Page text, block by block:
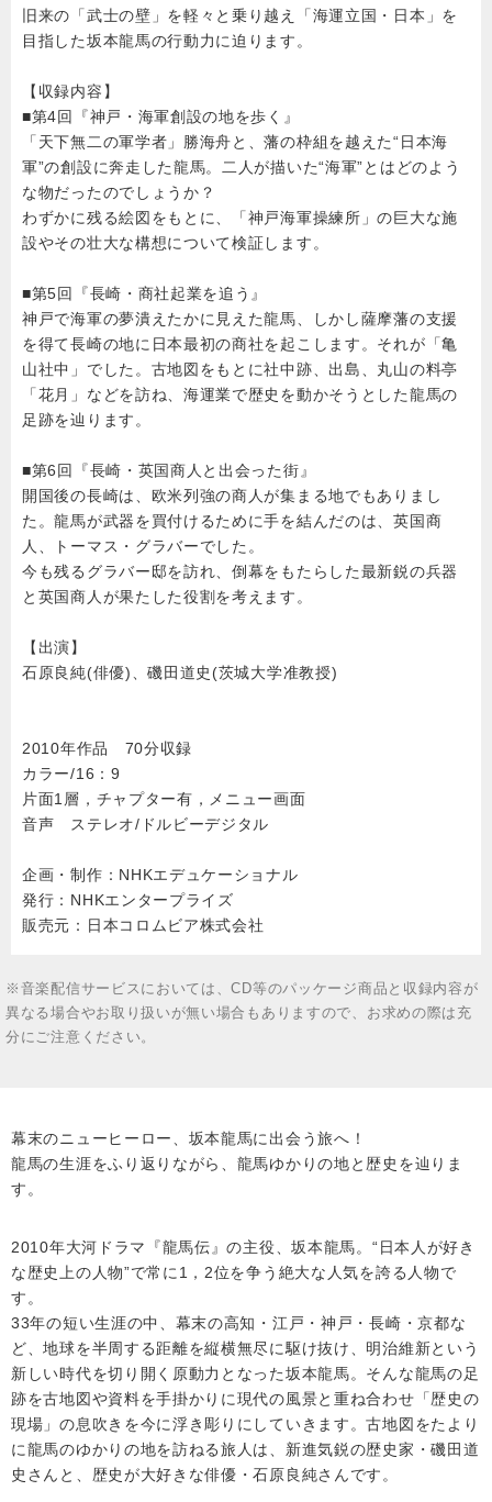
旧来の「武士の壁」を軽々と乗り越え「海運立国・日本」を
目指した坂本龍馬の行動力に迫ります。
【収録内容】
■第4回『神戸・海軍創設の地を歩く』
「天下無二の軍学者」勝海舟と、藩の枠組を越えた“日本海
軍”の創設に奔走した龍馬。二人が描いた“海軍”とはどのよう
な物だったのでしょうか？
わずかに残る絵図をもとに、「神戸海軍操練所」の巨大な施
設やその壮大な構想について検証します。
■第5回『長崎・商社起業を追う』
神戸で海軍の夢潰えたかに見えた龍馬、しかし薩摩藩の支援
を得て長崎の地に日本最初の商社を起こします。それが「亀
山社中」でした。古地図をもとに社中跡、出島、丸山の料亭
「花月」などを訪ね、海運業で歴史を動かそうとした龍馬の
足跡を辿ります。
■第6回『長崎・英国商人と出会った街』
開国後の長崎は、欧米列強の商人が集まる地でもありまし
た。龍馬が武器を買付けるために手を結んだのは、英国商
人、トーマス・グラバーでした。
今も残るグラバー邸を訪れ、倒幕をもたらした最新鋭の兵器
と英国商人が果たした役割を考えます。
【出演】
石原良純(俳優)、磯田道史(茨城大学准教授)
2010年作品 70分収録
カラー/16：9
片面1層，チャプター有，メニュー画面
音声 ステレオ/ドルビーデジタル
企画・制作：NHKエデュケーショナル
発行：NHKエンタープライズ
販売元：日本コロムビア株式会社
※音楽配信サービスにおいては、CD等のパッケージ商品と収録内容が
異なる場合やお取り扱いが無い場合もありますので、お求めの際は充
分にご注意ください。
幕末のニューヒーロー、坂本龍馬に出会う旅へ！
龍馬の生涯をふり返りながら、龍馬ゆかりの地と歴史を辿りま
す。
2010年大河ドラマ『龍馬伝』の主役、坂本龍馬。“日本人が好き
な歴史上の人物”で常に1，2位を争う絶大な人気を誇る人物で
す。
33年の短い生涯の中、幕末の高知・江戸・神戸・長崎・京都な
ど、地球を半周する距離を縦横無尽に駆け抜け、明治維新という
新しい時代を切り開く原動力となった坂本龍馬。そんな龍馬の足
跡を古地図や資料を手掛かりに現代の風景と重ね合わせ「歴史の
現場」の息吹きを今に浮き彫りにしていきます。古地図をたより
に龍馬のゆかりの地を訪ねる旅人は、新進気鋭の歴史家・磯田道
史さんと、歴史が大好きな俳優・石原良純さんです。